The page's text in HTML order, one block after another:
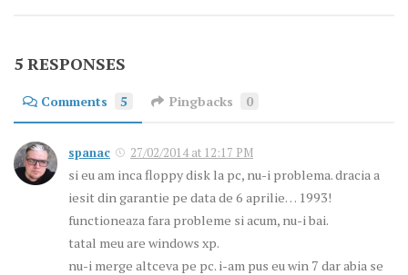
5 RESPONSES
Comments 5 Pingbacks 0
spanac 27/02/2014 at 12:17 PM
si eu am inca floppy disk la pc, nu-i problema. dracia a
iesit din garantie pe data de 6 aprilie… 1993!
functioneaza fara probleme si acum, nu-i bai.
tatal meu are windows xp.
nu-i merge altceva pe pc. i-am pus eu win 7 dar abia se